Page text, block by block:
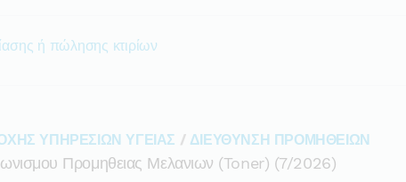
ή πώλησης κτιρίων
ΥΠΗΡΕΣΙΩΝ ΥΓΕΙΑΣ / ΔΙΕΥΘΥΝΣΗ ΠΡΟΜΗΘΕΙΩΝ
Προμηθειας Μελανιων (toner) (7/2026)